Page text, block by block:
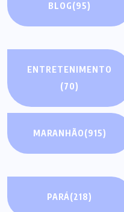
BLOG(95)
ENTRETENIMENTO
(70)
MARANHÃO(915)
PARÁ(218)